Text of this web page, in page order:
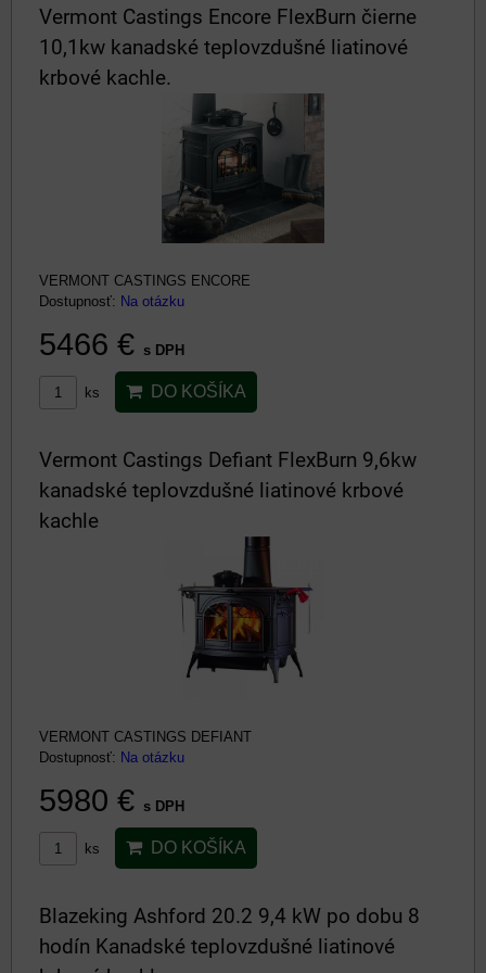
Vermont Castings Encore FlexBurn čierne
10,1kw kanadské teplovzdušné liatinové
krbové kachle.
VERMONT CASTINGS ENCORE
Dostupnosť: Na otázku
5466 € s DPH
ks DO KOŠÍKA
Vermont Castings Defiant FlexBurn 9,6kw
kanadské teplovzdušné liatinové krbové
kachle
VERMONT CASTINGS DEFIANT
Dostupnosť: Na otázku
5980 € s DPH
ks DO KOŠÍKA
Blazeking Ashford 20.2 9,4 kW po dobu 8
hodín Kanadské teplovzdušné liatinové